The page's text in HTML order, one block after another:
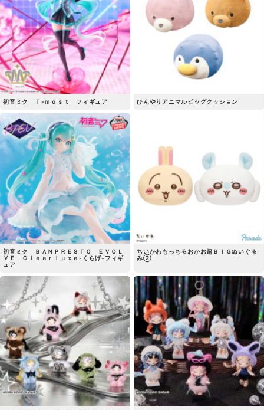
初音ミク Ｔ-ｍｏｓｔ フィギュア ひんやりアニマルビッグクッション
初音ミク ＢＡＮＰＲＥＳＴＯ ＥＶＯＬ
ＶＥ Ｃｌｅａｒｌｕｘｅ-くらげ-フィギ
ュア
ちいかわもっちるおかお超ＢＩＧぬいぐる
み②